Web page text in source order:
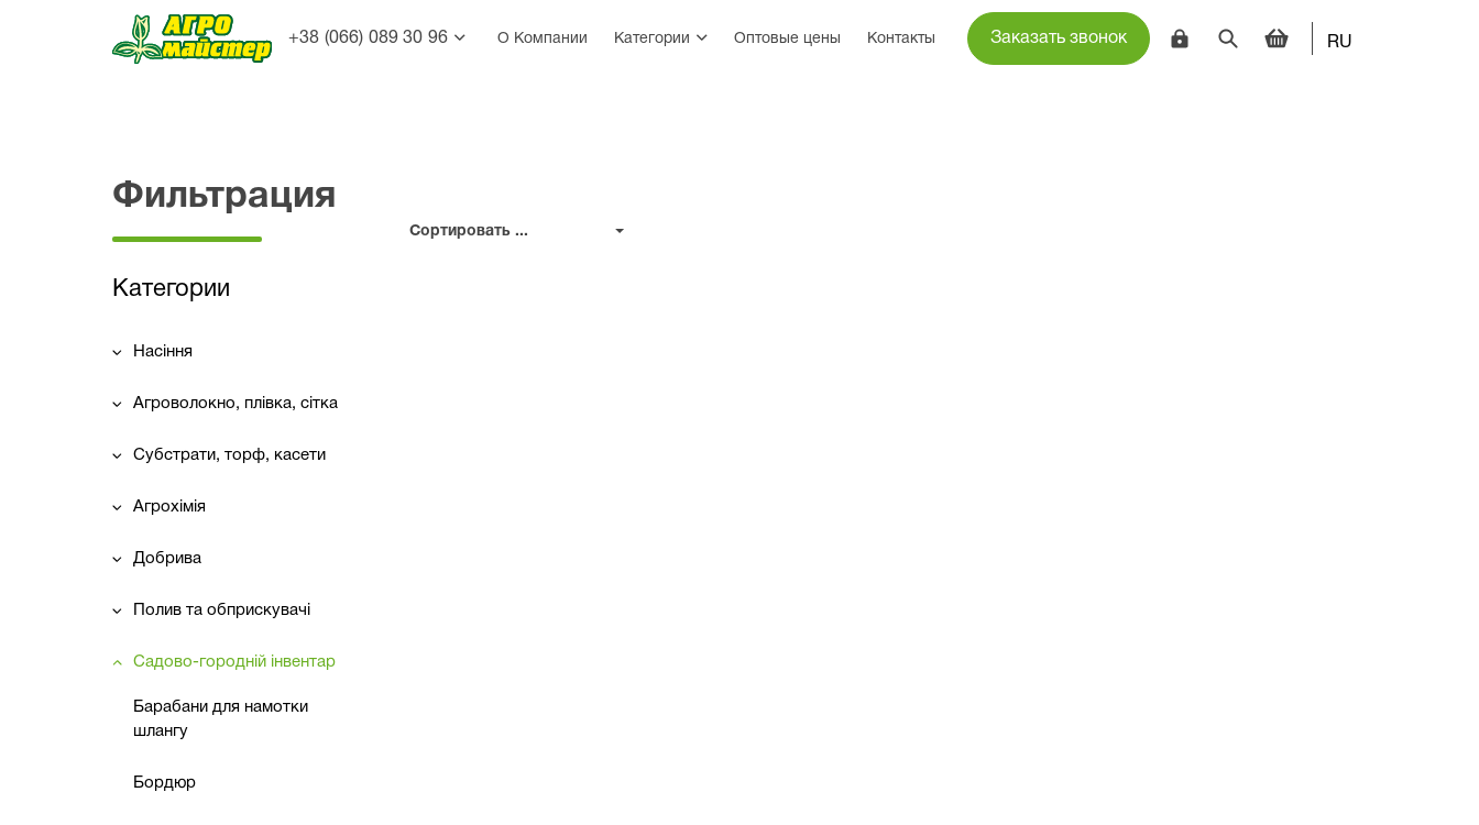
+38 (066) 089 30 96 О Компании Категории Оптовые цены Контакты Заказать звонок RU
Фильтрация
Категории
Насіння
Агроволокно, плівка, сітка
Субстрати, торф, касети
Агрохімія
Добрива
Полив та обприскувачі
Садово-городній інвентар
Барабани для намотки
шлангу
Бордюр
Сортировать ...